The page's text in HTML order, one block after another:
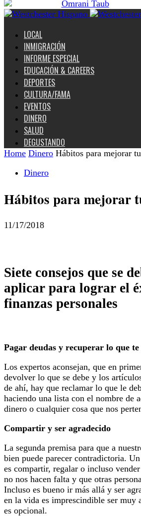
LOCAL
INMIGRACIÓN
INFORME ESPECIAL
EDUCACIÓN & CAREERS
DEPORTES
CULTURA/FAMA
EVENTOS
DINERO
SALUD
DEGUSTANDO
Home Dinero Hábitos para mejorar
Dinero
Hábitos para mejorar
11/17/2018
Siete consejos que se
aplicar para lograr el
finanzas personales
Pagar deudas y recuperar lo que te
Los expertos aconsejan, que en
devolver lo que se debe y los
de ahí, hay que reclamar lo que le
haciendo una lista con el nombre de
dinero o cualquier cosa que nos
Compartir y ser agradecido
La segunda premisa para que a
bien puede parecer contradictoria.
es compartir, regalar o incluso
no nos hacen falta y que otras
Incluso es bueno ir más allá y ser
en la vida es imprescindible ser muy
es opcional.